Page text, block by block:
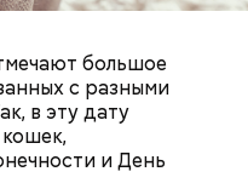
большое
с разными
в эту дату
и День